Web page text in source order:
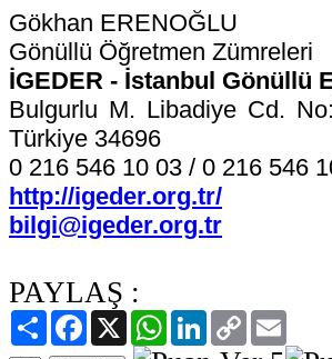
Gökhan ERENOĞLU
Gönüllü Öğretmen Zümreleri
İGEDER - İstanbul Gönüllü
Bulgurlu M. Libadiye Cd.
Türkiye 34696
0 216 546 10 03 / 0 216 546
http://igeder.org.tr/
bilgi@igeder.org.tr
PAYLAŞ :
PaylaşFacebook
X WhatsAppLinkedIn
Copy
Link